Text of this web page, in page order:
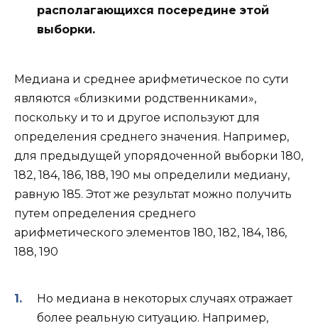
располагающихся посередине этой
выборки.
Медиана и среднее арифметическое по сути
являются «близкими родственниками»,
поскольку и то и другое используют для
определения среднего значения. Например,
для предыдущей упорядоченной выборки 180,
182, 184, 186, 188, 190 мы определили медиану,
равную 185. Этот же результат можно получить
путем определения среднего
арифметического элементов 180, 182, 184, 186,
188, 190
Но медиана в некоторых случаях отражает
более реальную ситуацию. Например,